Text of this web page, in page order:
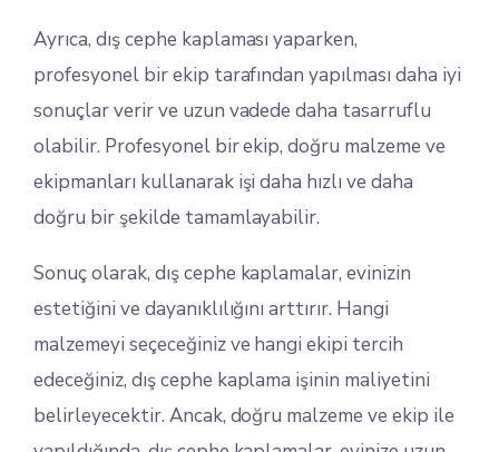
Ayrıca, dış cephe kaplaması yaparken,
profesyonel bir ekip tarafından yapılması daha iyi
sonuçlar verir ve uzun vadede daha tasarruflu
olabilir. Profesyonel bir ekip, doğru malzeme ve
ekipmanları kullanarak işi daha hızlı ve daha
doğru bir şekilde tamamlayabilir.
Sonuç olarak, dış cephe kaplamalar, evinizin
estetiğini ve dayanıklılığını arttırır. Hangi
malzemeyi seçeceğiniz ve hangi ekipi tercih
edeceğiniz, dış cephe kaplama işinin maliyetini
belirleyecektir. Ancak, doğru malzeme ve ekip ile